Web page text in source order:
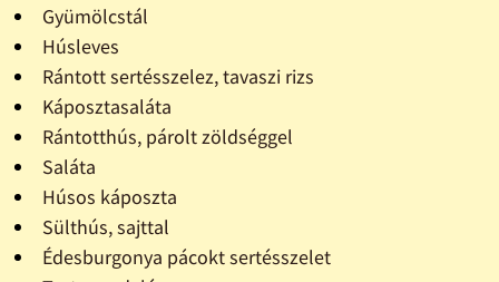
Gyümölcstál
Húsleves
Rántott sertésszelez, tavaszi rizs
Káposztasaláta
Rántotthús, párolt zöldséggel
Saláta
Húsos káposzta
Sülthús, sajttal
Édesburgonya pácokt sertésszelet